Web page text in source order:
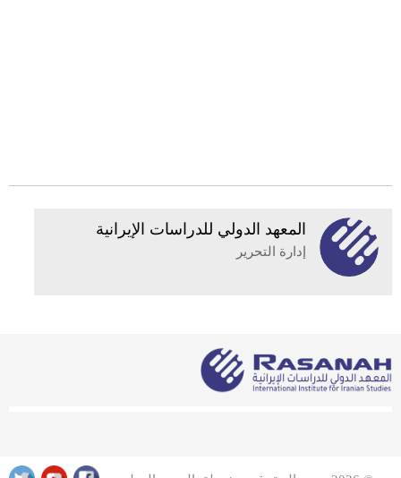
المعهد الدولي للدراسات الإيرانية
إدارة التحرير